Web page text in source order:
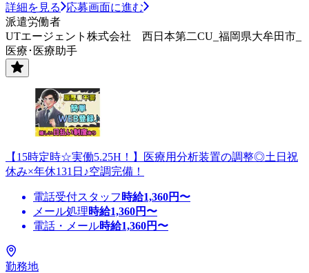
詳細を見る
応募画面に進む
派遣労働者
UTエージェント株式会社 西日本第二CU_福岡県大牟田市_
医療･医療助手
【15時定時☆実働5.25H！】医療用分析装置の調整◎土日祝
休み×年休131日♪空調完備！
電話受付スタッフ 時給1,360円〜
メール処理時給1,360円〜
電話・メール時給1,360円〜
勤務地